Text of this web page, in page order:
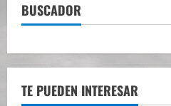
BUSCADOR
TE PUEDEN INTERESAR